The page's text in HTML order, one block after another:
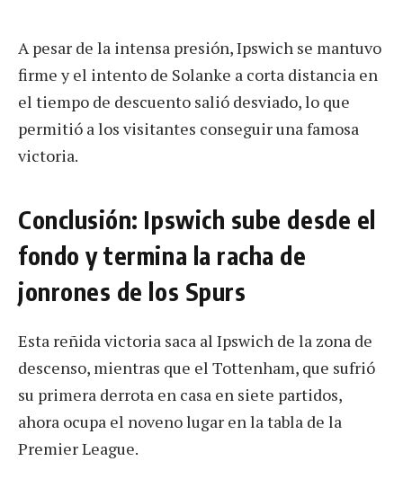
A pesar de la intensa presión, Ipswich se mantuvo
firme y el intento de Solanke a corta distancia en
el tiempo de descuento salió desviado, lo que
permitió a los visitantes conseguir una famosa
victoria.
Conclusión: Ipswich sube desde el
fondo y termina la racha de
jonrones de los Spurs
Esta reñida victoria saca al Ipswich de la zona de
descenso, mientras que el Tottenham, que sufrió
su primera derrota en casa en siete partidos,
ahora ocupa el noveno lugar en la tabla de la
Premier League.